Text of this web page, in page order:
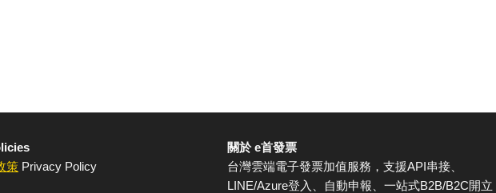
策 Privacy Policy
關於 e首發票
台灣雲端電子發票加值服務，支援API串接、
LINE/Azure登入、自動申報、一站式B2B/B2C開立